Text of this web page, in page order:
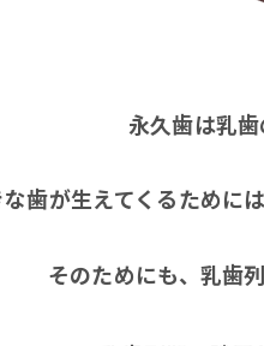
永久歯は乳
歯が生えてくるために
そのためにも、乳歯